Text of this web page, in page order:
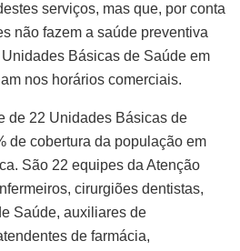
serviços, mas que, por conta
não fazem a saúde preventiva
Básicas de Saúde em
nos horários comerciais.
de 22 Unidades Básicas de
de cobertura da população em
São 22 equipes da Atenção
cirurgiões dentistas,
Saúde, auxiliares de
de farmácia,